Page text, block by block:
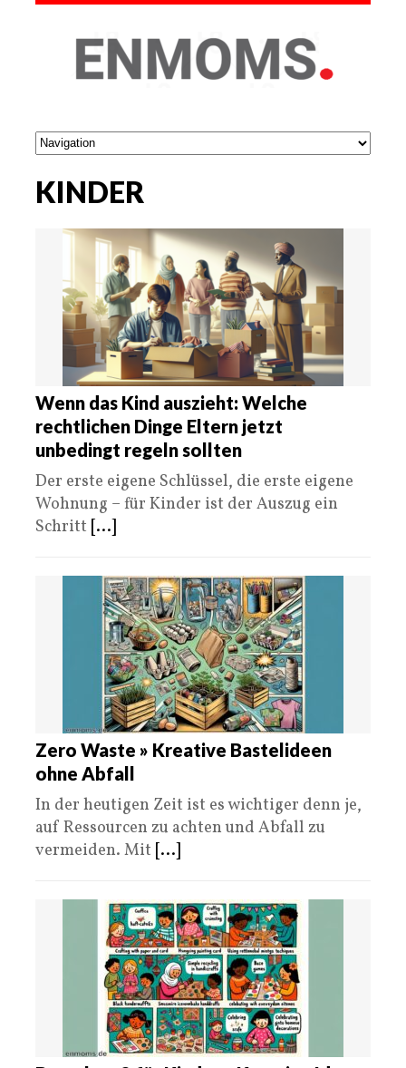
KINDER
Wenn das Kind auszieht: Welche
rechtlichen Dinge Eltern jetzt
unbedingt regeln sollten
Der erste eigene Schlüssel, die erste eigene
Wohnung – für Kinder ist der Auszug ein
Schritt [...]
Zero Waste » Kreative Bastelideen
ohne Abfall
In der heutigen Zeit ist es wichtiger denn je,
auf Ressourcen zu achten und Abfall zu
vermeiden. Mit [...]